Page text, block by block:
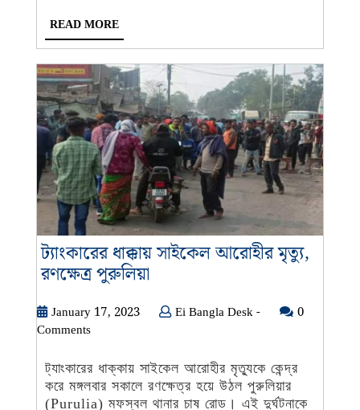
READ MOREREAD
MORE
ট্যাংকারের ধাক্কায় সাইকেল আরোহীর মৃত্যু,
রণক্ষেত্র পুরুলিয়া
সাইকেল
মৃত্যু,
রণক্ষেত্র
পুরুলিয়া
January 17, 2023JanuaryEi Bangla Desk -Ei
-
0
Comments
ট্যাংকারের ধাক্কায় সাইকেল আরোহীর মৃত্যুকে কেন্দ্র
করে মঙ্গলবার সকালে রণক্ষেত্র হয়ে উঠল পুরুলিয়ার
(Purulia) মফস্বল থানার চাষ রোড। এই দুর্ঘটনাকে